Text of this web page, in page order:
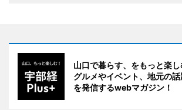
山口で暮らす、をもっと楽し
グルメやイベント、地元の話
を発信するwebマガジン！